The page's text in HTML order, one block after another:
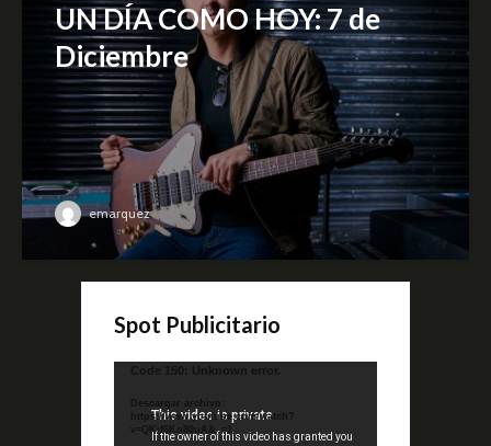
UN DÍA COMO HOY: 7 de
Diciembre
emarquez
Spot Publicitario
Reproductor
video
Code 150: Unknown error.
Descargar archivo:
https://www.youtube.com/watch?
v=QKif6Ko80uA&_=1